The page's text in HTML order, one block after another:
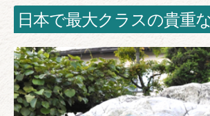
日本で最大クラスの貴重